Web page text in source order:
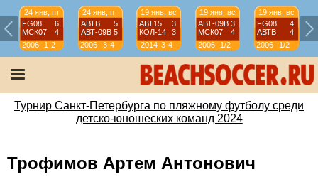
24 янв, пт
FG08
6
МСК07
4
2006-
07
1-2
24 янв, пт
АВТВ
5
АВТ-09B 5
2006-
07
3-4
19 янв, вс
АВТ15
3
КОЛ-14
3
2014 3-4
19 янв, вс
АВТ-09B 3
МСК07
4
2006-
07
1/2
19 янв, вс
FG08
4
АВТВ
4
2006-
07
1/2
Турнир Санкт-Петербурга по пляжному футболу среди
детско-юношеских команд 2024
Трофимов Артем Антонович